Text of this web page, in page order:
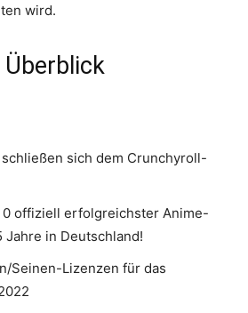
wird.
Überblick
sich dem Crunchyroll-
0 offiziell erfolgreichster Anime-
Jahre in Deutschland!
Seinen-Lizenzen für das